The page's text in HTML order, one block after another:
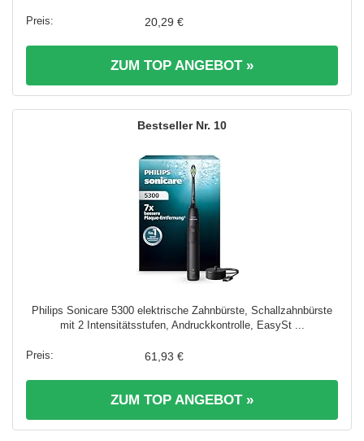
20,29 €
ZUM TOP ANGEBOT »
10
Philips Sonicare 5300 elektrische Zahnbürste, Schallzahnbürste
mit 2 Intensitätsstufen, Andruckkontrolle, EasySt ...
61,93 €
ZUM TOP ANGEBOT »